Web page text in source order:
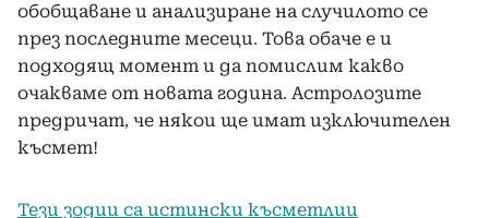
обобщаване и анализиране на случилото се
през последните месеци. Това обаче е и
подходящ момент и да помислим какво
очакваме от новата година. Астролозите
предричат, че някои ще имат изключителен
късмет!
Тези зодии са истински късметлии